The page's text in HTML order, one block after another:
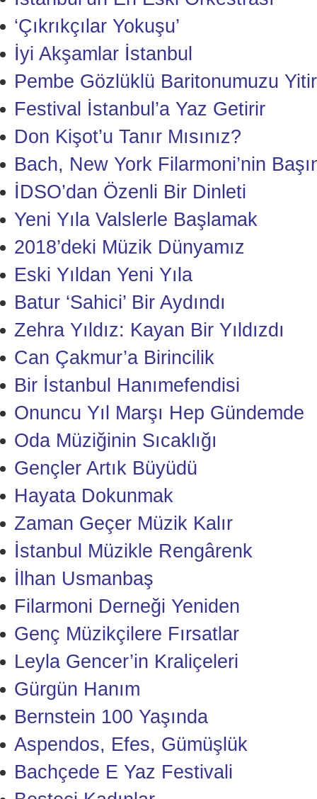
‘Çıkrıkçılar Yokuşu’
İyi Akşamlar İstanbul
Pembe Gözlüklü Baritonumuzu
Festival İstanbul’a Yaz Getirir
Don Kişot’u Tanır Mısınız?
Bach, New York Filarmoni’nin
İDSO’dan Özenli Bir Dinleti
Yeni Yıla Valslerle Başlamak
2018’deki Müzik Dünyamız
Eski Yıldan Yeni Yıla
Batur ‘Sahici’ Bir Aydındı
Zehra Yıldız: Kayan Bir Yıldızdı
Can Çakmur’a Birincilik
Bir İstanbul Hanımefendisi
Onuncu Yıl Marşı Hep Gündemde
Oda Müziğinin Sıcaklığı
Gençler Artık Büyüdü
Hayata Dokunmak
Zaman Geçer Müzik Kalır
İstanbul Müzikle Rengârenk
İlhan Usmanbaş
Filarmoni Derneği Yeniden
Genç Müzikçilere Fırsatlar
Leyla Gencer’in Kraliçeleri
Gürgün Hanım
Bernstein 100 Yaşında
Aspendos, Efes, Gümüşlük
Bachçede E Yaz Festivali